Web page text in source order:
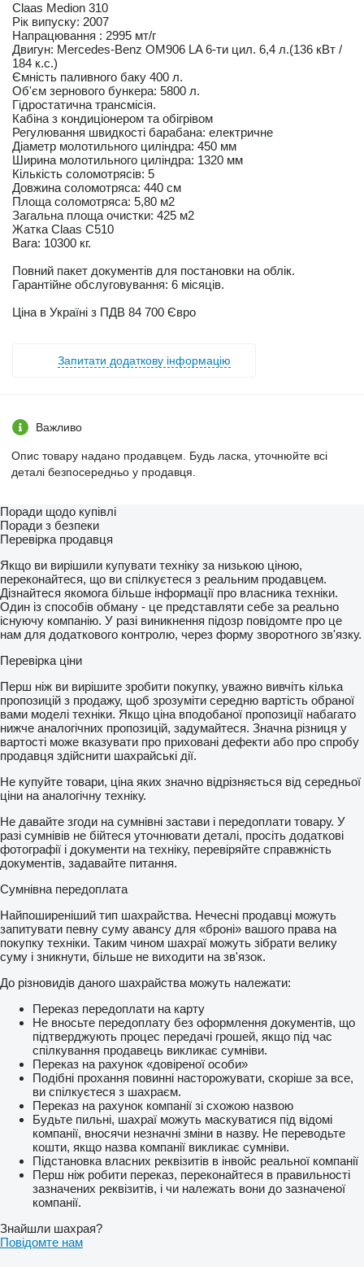
Claas Medion 310
Рік випуску: 2007
Напрацювання : 2995 мт/г
Двигун: Mercedes-Benz OM906 LA 6-ти цил. 6,4 л.(136 кВт /
184 к.с.)
Ємність паливного баку 400 л.
Об'єм зернового бункера: 5800 л.
Гідростатична трансмісія.
Кабіна з кондиціонером та обігрівом
Регулювання швидкості барабана: електричне
Діаметр молотильного циліндра: 450 мм
Ширина молотильного циліндра: 1320 мм
Кількість соломотрясів: 5
Довжина соломотряса: 440 см
Площа соломотряса: 5,80 м2
Загальна площа очистки: 425 м2
Жатка Claas C510
Вага: 10300 кг.
Повний пакет документів для постановки на облік.
Гарантійне обслуговування: 6 місяців.
Ціна в Україні з ПДВ 84 700 Євро
Запитати додаткову інформацію
Важливо
Опис товару надано продавцем. Будь ласка, уточнюйте всі
деталі безпосередньо у продавця.
Поради щодо купівлі
Поради з безпеки
Перевірка продавця
Якщо ви вирішили купувати техніку за низькою ціною,
переконайтеся, що ви спілкуєтеся з реальним продавцем.
Дізнайтеся якомога більше інформації про власника техніки.
Один із способів обману - це представляти себе за реально
існуючу компанію. У разі виникнення підозр повідомте про це
нам для додаткового контролю, через форму зворотного зв'язку.
Перевірка ціни
Перш ніж ви вирішите зробити покупку, уважно вивчіть кілька
пропозицій з продажу, щоб зрозуміти середню вартість обраної
вами моделі техніки. Якщо ціна вподобаної пропозиції набагато
нижче аналогічних пропозицій, задумайтеся. Значна різниця у
вартості може вказувати про приховані дефекти або про спробу
продавця здійснити шахрайські дії.
Не купуйте товари, ціна яких значно відрізняється від середньої
ціни на аналогічну техніку.
Не давайте згоди на сумнівні застави і передоплати товару. У
разі сумнівів не бійтеся уточнювати деталі, просіть додаткові
фотографії і документи на техніку, перевіряйте справжність
документів, задавайте питання.
Сумнівна передоплата
Найпоширеніший тип шахрайства. Нечесні продавці можуть
запитувати певну суму авансу для «броні» вашого права на
покупку техніки. Таким чином шахраї можуть зібрати велику
суму і зникнути, більше не виходити на зв'язок.
До різновидів даного шахрайства можуть належати:
Переказ передоплати на карту
Не вносьте передоплату без оформлення документів, що
підтверджують процес передачі грошей, якщо під час
спілкування продавець викликає сумніви.
Переказ на рахунок «довіреної особи»
Подібні прохання повинні насторожувати, скоріше за все,
ви спілкуєтеся з шахраєм.
Переказ на рахунок компанії зі схожою назвою
Будьте пильні, шахраї можуть маскуватися під відомі
компанії, вносячи незначні зміни в назву. Не переводьте
кошти, якщо назва компанії викликає сумніви.
Підстановка власних реквізитів в інвойс реальної компанії
Перш ніж робити переказ, переконайтеся в правильності
зазначених реквізитів, і чи належать вони до зазначеної
компанії.
Знайшли шахрая?
Повідомте нам